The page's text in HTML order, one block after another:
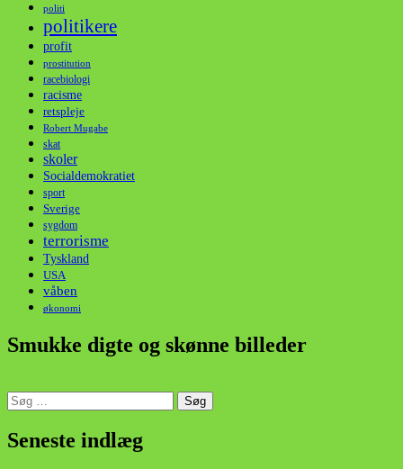
politi
politikere
profit
prostitution
racebiologi
racisme
retspleje
Robert Mugabe
skat
skoler
Socialdemokratiet
sport
Sverige
sygdom
terrorisme
Tyskland
USA
våben
økonomi
Smukke digte og skønne billeder
Søg
efter:
Seneste indlæg